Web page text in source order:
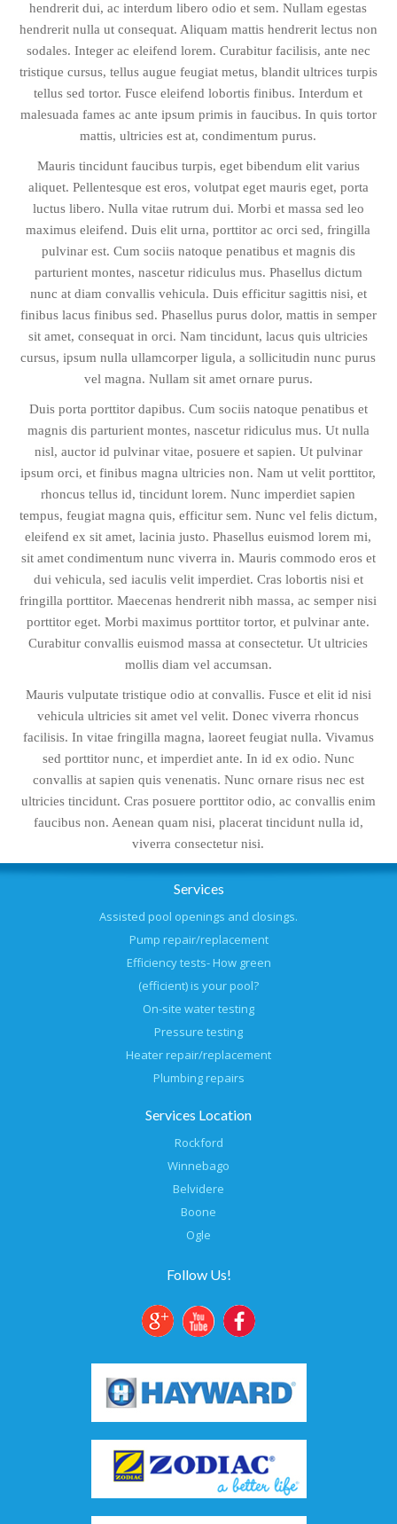
hendrerit dui, ac interdum libero odio et sem. Nullam egestas
hendrerit nulla ut consequat. Aliquam mattis hendrerit lectus non
sodales. Integer ac eleifend lorem. Curabitur facilisis, ante nec
tristique cursus, tellus augue feugiat metus, blandit ultrices turpis
tellus sed tortor. Fusce eleifend lobortis finibus. Interdum et
malesuada fames ac ante ipsum primis in faucibus. In quis tortor
mattis, ultricies est at, condimentum purus.
Mauris tincidunt faucibus turpis, eget bibendum elit varius
aliquet. Pellentesque est eros, volutpat eget mauris eget, porta
luctus libero. Nulla vitae rutrum dui. Morbi et massa sed leo
maximus eleifend. Duis elit urna, porttitor ac orci sed, fringilla
pulvinar est. Cum sociis natoque penatibus et magnis dis
parturient montes, nascetur ridiculus mus. Phasellus dictum
nunc at diam convallis vehicula. Duis efficitur sagittis nisi, et
finibus lacus finibus sed. Phasellus purus dolor, mattis in semper
sit amet, consequat in orci. Nam tincidunt, lacus quis ultricies
cursus, ipsum nulla ullamcorper ligula, a sollicitudin nunc purus
vel magna. Nullam sit amet ornare purus.
Duis porta porttitor dapibus. Cum sociis natoque penatibus et
magnis dis parturient montes, nascetur ridiculus mus. Ut nulla
nisl, auctor id pulvinar vitae, posuere et sapien. Ut pulvinar
ipsum orci, et finibus magna ultricies non. Nam ut velit porttitor,
rhoncus tellus id, tincidunt lorem. Nunc imperdiet sapien
tempus, feugiat magna quis, efficitur sem. Nunc vel felis dictum,
eleifend ex sit amet, lacinia justo. Phasellus euismod lorem mi,
sit amet condimentum nunc viverra in. Mauris commodo eros et
dui vehicula, sed iaculis velit imperdiet. Cras lobortis nisi et
fringilla porttitor. Maecenas hendrerit nibh massa, ac semper nisi
porttitor eget. Morbi maximus porttitor tortor, et pulvinar ante.
Curabitur convallis euismod massa at consectetur. Ut ultricies
mollis diam vel accumsan.
Mauris vulputate tristique odio at convallis. Fusce et elit id nisi
vehicula ultricies sit amet vel velit. Donec viverra rhoncus
facilisis. In vitae fringilla magna, laoreet feugiat nulla. Vivamus
sed porttitor nunc, et imperdiet ante. In id ex odio. Nunc
convallis at sapien quis venenatis. Nunc ornare risus nec est
ultricies tincidunt. Cras posuere porttitor odio, ac convallis enim
faucibus non. Aenean quam nisi, placerat tincidunt nulla id,
viverra consectetur nisi.
Services
Assisted pool openings and closings.
Pump repair/replacement
Efficiency tests- How green
(efficient) is your pool?
On-site water testing
Pressure testing
Heater repair/replacement
Plumbing repairs
Services Location
Rockford
Winnebago
Belvidere
Boone
Ogle
Follow Us!